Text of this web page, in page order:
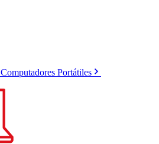
Computadores Portátiles